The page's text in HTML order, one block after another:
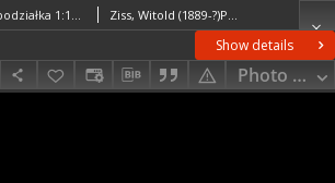
Show details
Photo
A 37 B 42 (XX-20) Lipsk : podziałka 1:100.000 Ziss, Witold (1889-?)Piotrowski, Roman Aureli (1889– )Kozielski, Mateusz (1888-?)Liber, Kazimierz (1894– )Wojskowy Instytut Geograficzny (Warszawa). Wydawca. Drukarz